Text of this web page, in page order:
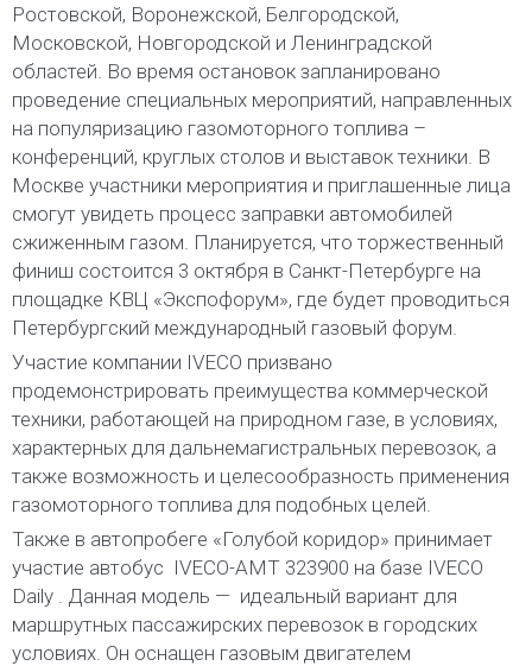
Ростовской, Воронежской, Белгородской,
Московской, Новгородской и Ленинградской
областей. Во время остановок запланировано
проведение специальных мероприятий, направленных
на популяризацию газомоторного топлива –
конференций, круглых столов и выставок техники. В
Москве участники мероприятия и приглашенные лица
смогут увидеть процесс заправки автомобилей
сжиженным газом. Планируется, что торжественный
финиш состоится 3 октября в Санкт-Петербурге на
площадке КВЦ «Экспофорум», где будет проводиться
Петербургский международный газовый форум.
Участие компании IVECO призвано
продемонстрировать преимущества коммерческой
техники, работающей на природном газе, в условиях,
характерных для дальнемагистральных перевозок, а
также возможность и целесообразность применения
газомоторного топлива для подобных целей.
Также в автопробеге «Голубой коридор» принимает
участие автобус IVECO-AMT 323900 на базе IVECO
Daily . Данная модель — идеальный вариант для
маршрутных пассажирских перевозок в городских
условиях. Он оснащен газовым двигателем